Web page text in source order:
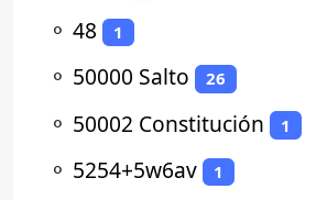
⚬ 48 1
⚬ 50000 Salto 26
⚬ 50002 Constitución 1
⚬ 5254+5w6av 1